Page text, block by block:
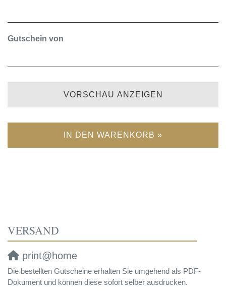
Gutschein von
VORSCHAU ANZEIGEN
IN DEN WARENKORB »
VERSAND
print@home
Die bestellten Gutscheine erhalten Sie umgehend als PDF-
Dokument und können diese sofort selber ausdrucken.